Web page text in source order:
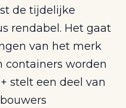
de tijdelijke
rendabel. Het gaat
van het merk
containers worden
stelt een deel van